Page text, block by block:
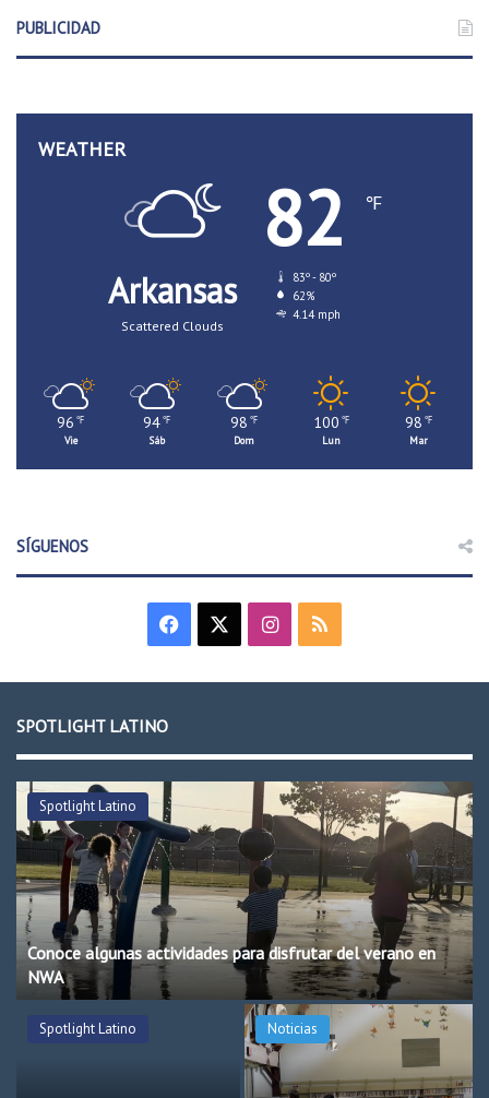
PUBLICIDAD
WEATHER
Arkansas
Scattered Clouds
82 ℉
83º - 80º
62%
4.14 mph
96 ℉
Vie
94 ℉
Sáb
98 ℉
Dom
100 ℉
Lun
98 ℉
Mar
SÍGUENOS
Facebook Instagram
SPOTLIGHT LATINO
Spotlight Latino
Conoce algunas actividades para disfrutar del verano en
NWA
Spotlight Latino Noticias